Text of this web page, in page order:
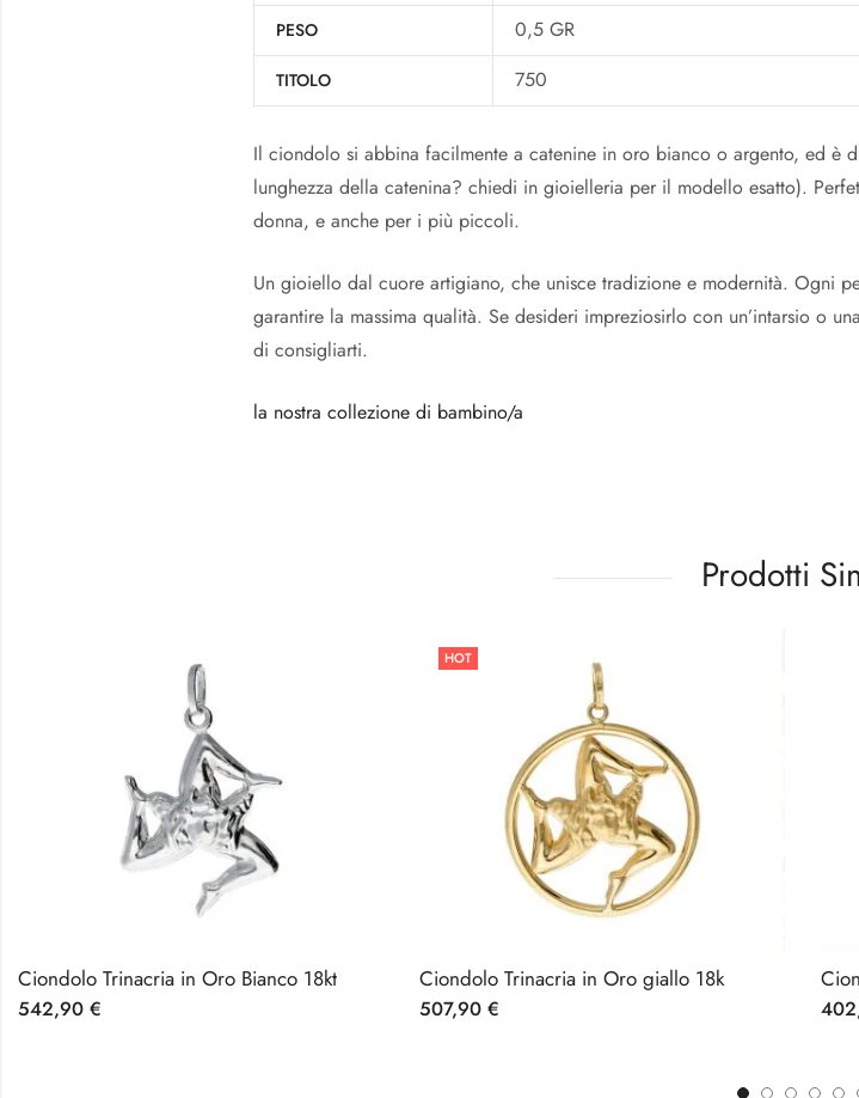
PESO 0,5 GR
TITOLO 750
Il ciondolo si abbina facilmente a catenine in oro bianco o argento, ed è
lunghezza della catenina? chiedi in gioielleria per il modello esatto).
donna, e anche per i più piccoli.
Un gioiello dal cuore artigiano, che unisce tradizione e modernità. Ogni
garantire la massima qualità. Se desideri impreziosirlo con un’intarsio o
di consigliarti.
la nostra collezione di bambino/a
Prodotti
Ciondolo Trinacria in Oro Bianco 18kt
542,90 €
HOT
Ciondolo Trinacria in Oro giallo 18k
507,90 €